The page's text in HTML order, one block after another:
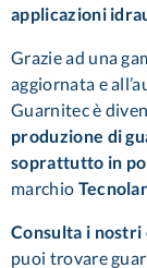
applicazioni
Grazie ad una
aggiornata e
Guarnitec è
produzione di
soprattutto in
marchio
Consulta i
puoi trovare